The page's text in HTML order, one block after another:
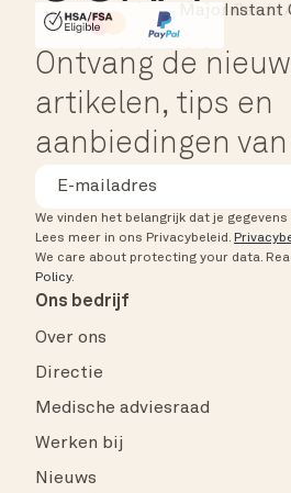
HSA/FSA Eligible
Affirm
Instant
Ontvang de
artikelen, tips en
aanbiedingen van
We vinden het belangrijk dat je gegevens
Lees meer in ons Privacybeleid.
We care about protecting your data.
Policy.
Ons bedrijf
Over ons
Directie
Medische adviesraad
Werken bij
Nieuws